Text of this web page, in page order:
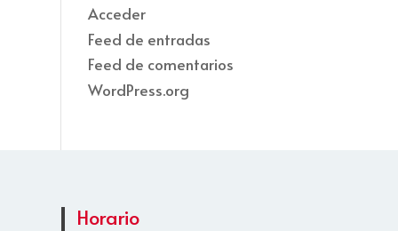
Acceder
Feed de entradas
Feed de comentarios
WordPress.org
Horario